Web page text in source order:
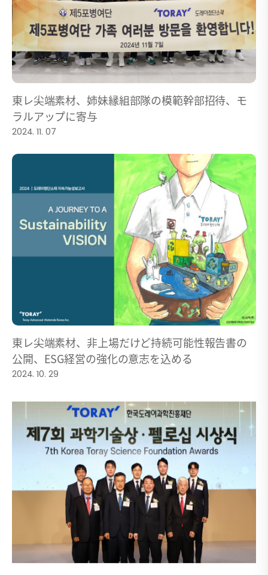
東レ尖端素材、姉妹縁組部隊の模範幹部招待、モ
ラルアップに寄与
2024. 11. 07
東レ尖端素材、非上場だけど持続可能性報告書の
公開、ESG経営の強化の意志を込める
2024. 10. 29